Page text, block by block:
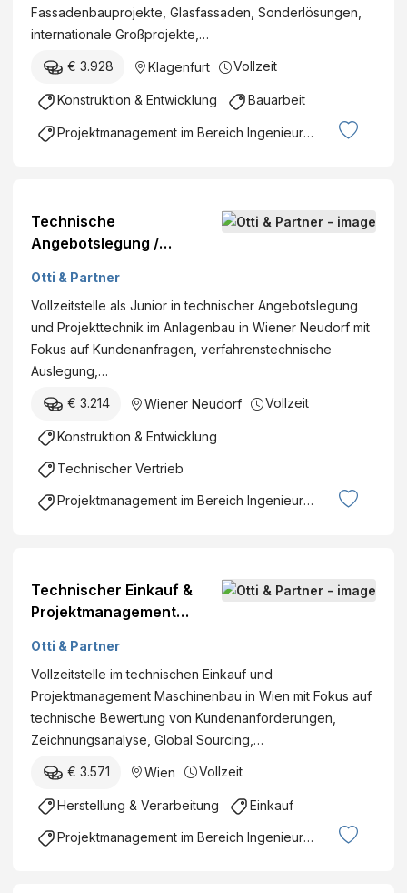
Fassadenbauprojekte, Glasfassaden, Sonderlösungen,
internationale Großprojekte,…
€ 3.928 Klagenfurt Vollzeit
Konstruktion & Entwicklung Bauarbeit
Projektmanagement im Bereich Ingenieurswesen
Technische
Angebotslegung /
Anlagenbau
Otti & Partner
Vollzeitstelle als Junior in technischer Angebotslegung
und Projekttechnik im Anlagenbau in Wiener Neudorf mit
Fokus auf Kundenanfragen, verfahrenstechnische
Auslegung,…
€ 3.214 Wiener Neudorf Vollzeit
Konstruktion & Entwicklung
Technischer Vertrieb
Projektmanagement im Bereich Ingenieurswesen
Technischer Einkauf &
Projektmanagement
Otti & Partner
Vollzeitstelle im technischen Einkauf und
Projektmanagement Maschinenbau in Wien mit Fokus auf
technische Bewertung von Kundenanforderungen,
Zeichnungsanalyse, Global Sourcing,…
€ 3.571 Wien Vollzeit
Herstellung & Verarbeitung Einkauf
Projektmanagement im Bereich Ingenieurswesen